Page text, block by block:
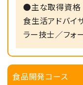
令和
2024/
かぶせ
●主な取得資格
食生活アドバイ
ラー技士／フォ
食品開発コース